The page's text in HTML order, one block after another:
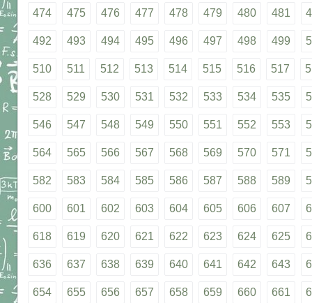
474 475 476 477 478 479 480 481
492 493 494 495 496 497 498 499
510 511 512 513 514 515 516 517
528 529 530 531 532 533 534 535
546 547 548 549 550 551 552 553
564 565 566 567 568 569 570 571
582 583 584 585 586 587 588 589
600 601 602 603 604 605 606 607
618 619 620 621 622 623 624 625
636 637 638 639 640 641 642 643
654 655 656 657 658 659 660 661